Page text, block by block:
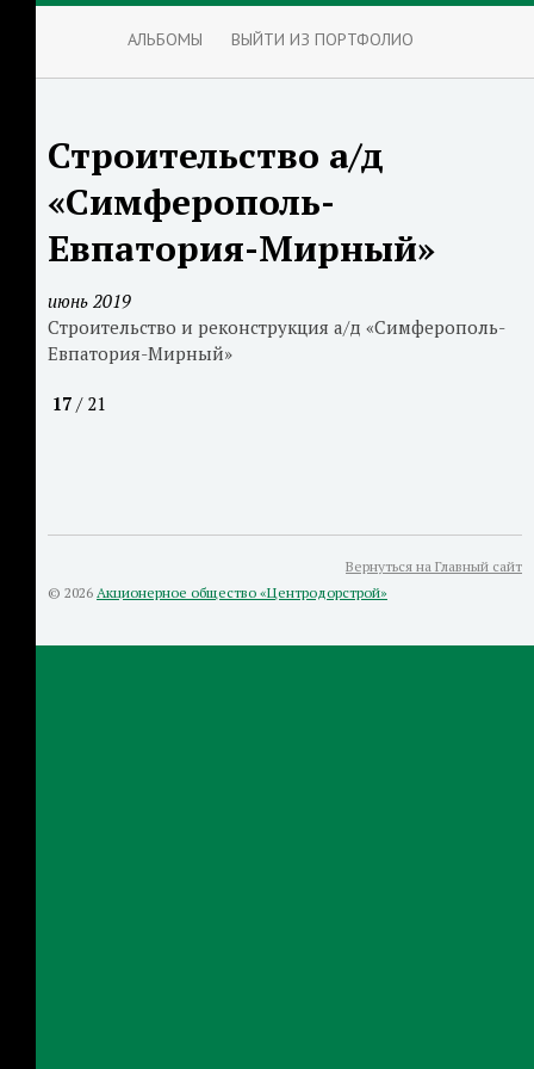
АЛЬБОМЫ ВЫЙТИ ИЗ ПОРТФОЛИО
Строительство а/д
«Симферополь-
Евпатория-Мирный»
июнь 2019
Строительство и реконструкция а/д «Симферополь-
Евпатория-Мирный»
17 / 21
Вернуться на Главный сайт
© 2026 Акционерное общество «Центродорстрой»